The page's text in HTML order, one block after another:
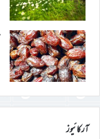
آرکائیوز